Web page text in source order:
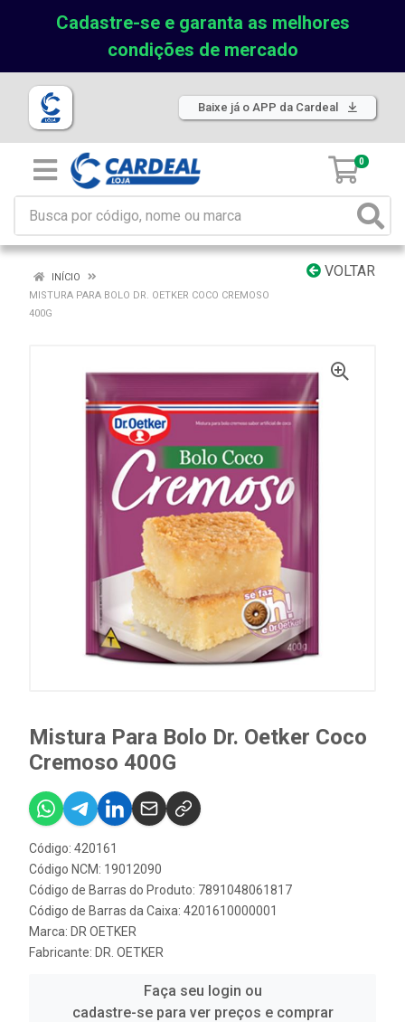
Cadastre-se e garanta as melhores
condições de mercado
Baixe já o APP da Cardeal
0
VOLTAR
INÍCIO
MISTURA PARA BOLO DR. OETKER COCO CREMOSO
400G
Mistura Para Bolo Dr. Oetker Coco
Cremoso 400G
Código: 420161
Código NCM: 19012090
Código de Barras do Produto: 7891048061817
Código de Barras da Caixa: 4201610000001
Marca: DR OETKER
Fabricante: DR. OETKER
Faça seu login ou
cadastre-se para ver preços e comprar